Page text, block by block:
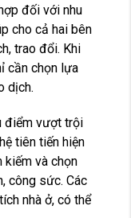
đối với nhu
cho cả hai bên
trao đổi. Khi
cần chọn lựa
dịch.
điểm vượt trội
tiên tiến hiện
kiếm và chọn
công sức. Các
nhà ở, có thể